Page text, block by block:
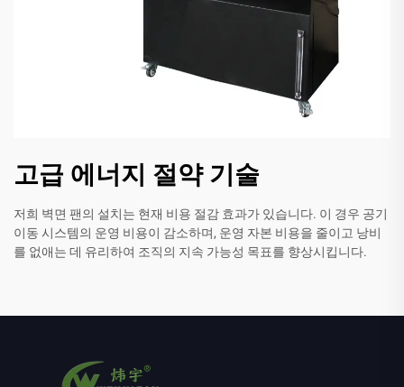
고급 에너지 절약 기술
저희 벽면 팬의 설치는 현재 비용 절감 효과가 있습니다. 이 경우 공기
이동 시스템의 운영 비용이 감소하며, 운영 자본 비용을 줄이고 낭비
를 없애는 데 유리하여 조직의 지속 가능성 목표를 향상시킵니다.